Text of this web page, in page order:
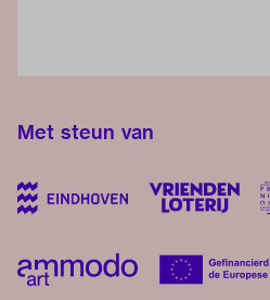
Met steun van